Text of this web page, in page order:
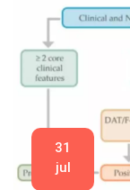
31
jul